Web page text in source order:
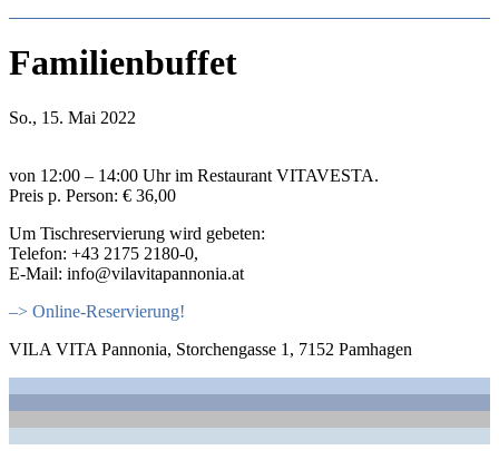
Familienbuffet
So., 15. Mai 2022
von 12:00 – 14:00 Uhr im Restaurant VITAVESTA.
Preis p. Person: € 36,00
Um Tischreservierung wird gebeten:
Telefon: +43 2175 2180-0,
E-Mail: info@vilavitapannonia.at
–> Online-Reservierung!
VILA VITA Pannonia, Storchengasse 1, 7152 Pamhagen